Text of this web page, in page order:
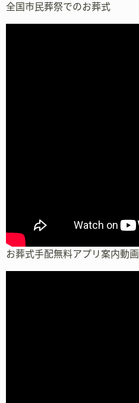
全国市民葬祭でのお葬式
お葬式手配無料アプリ案内動画